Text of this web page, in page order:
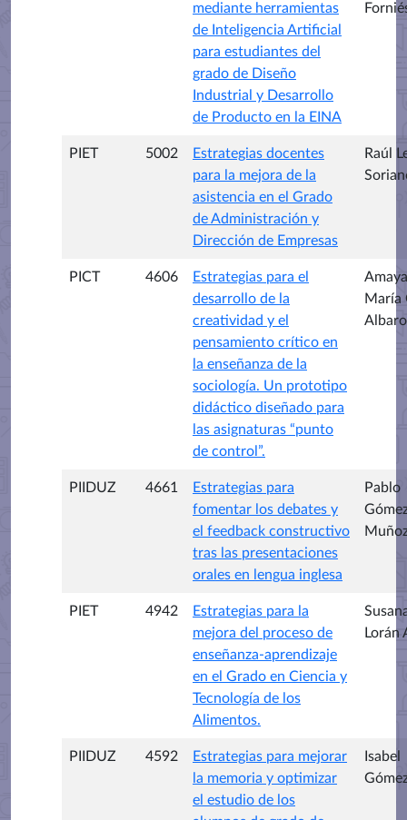
mediante herramientas
de Inteligencia Artificial
para estudiantes del
grado de Diseño
Industrial y Desarrollo
de Producto en la EINA
PIET 5002
Estrategias docentes
para la mejora de la
asistencia en el Grado
de Administración y
Dirección de Empresas
Raúl
PICT 4606
Estrategias para el
desarrollo de la
creatividad y el
pensamiento crítico en
la enseñanza de la
sociología. Un prototipo
didáctico diseñado para
las asignaturas “punto
de control”.
Amaya
María
PIIDUZ 4661
Estrategias para
fomentar los debates y
el feedback constructivo
tras las presentaciones
orales en lengua inglesa
Pablo
PIET 4942
Estrategias para la
mejora del proceso de
enseñanza-aprendizaje
en el Grado en Ciencia y
Tecnología de los
Alimentos.
Lorán
PIIDUZ 4592
Estrategias para mejorar
la memoria y optimizar
el estudio de los
Isabel